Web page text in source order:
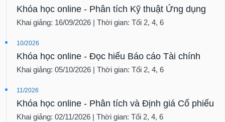
Khóa học online - Phân tích Kỹ thuật Ứng dụng
Khai giảng: 16/09/2026 | Thời gian: Tối 2, 4, 6
10/2026
Khóa học online - Đọc hiểu Báo cáo Tài chính
Khai giảng: 05/10/2026 | Thời gian: Tối 2, 4, 6
11/2026
Khóa học online - Phân tích và Định giá Cổ phiếu
Khai giảng: 02/11/2026 | Thời gian: Tối 2, 4, 6